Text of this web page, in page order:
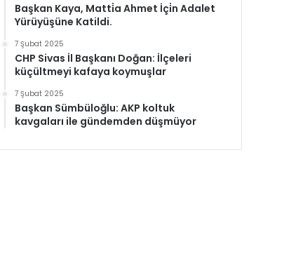
Başkan Kaya, Matti̇a Ahmet İçi̇n Adalet
Yürüyüşüne Katildi.
7 Şubat 2025
CHP Sivas İl Başkanı Doğan: İlçeleri
küçültmeyi kafaya koymuşlar
7 Şubat 2025
Başkan Sümbüloğlu: AKP koltuk
kavgaları ile gündemden düşmüyor